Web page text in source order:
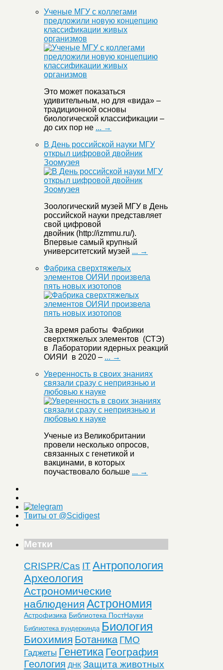
Ученые МГУ с коллегами
предложили новую концепцию
классификации живых
организмов
Это может показаться
удивительным, но для «вида» –
традиционной основы
биологической классификации –
до сих пор не ... →
В День российской науки МГУ
открыл цифровой двойник
Зоомузея
Зоологический музей МГУ в День
российской науки представляет
свой цифровой
двойник (http://izmmu.ru/).
Впервые самый крупный
университетский музей ... →
Фабрика сверхтяжелых
элементов ОИЯИ произвела
пять новых изотопов
За время работы Фабрики
сверхтяжелых элементов (СТЭ)
в Лаборатории ядерных реакций
ОИЯИ в 2020 – ... →
Уверенность в своих знаниях
связали сразу с неприязнью и
любовью к науке
Ученые из Великобритании
провели несколько опросов,
связанных с генетикой и
вакцинами, в которых
поучаствовало больше ... →
Твиты от @Scidigest
Метки
CRISPR/Cas ITАнтропология
Археология
Астрономические
наблюдения Астрономия
Астрофизика Библиотека ПостНауки
Библиотека вундеркинда Биология
Биохимия Ботаника ГМО
Гаджеты Генетика География
Геология ДНК Защита животных